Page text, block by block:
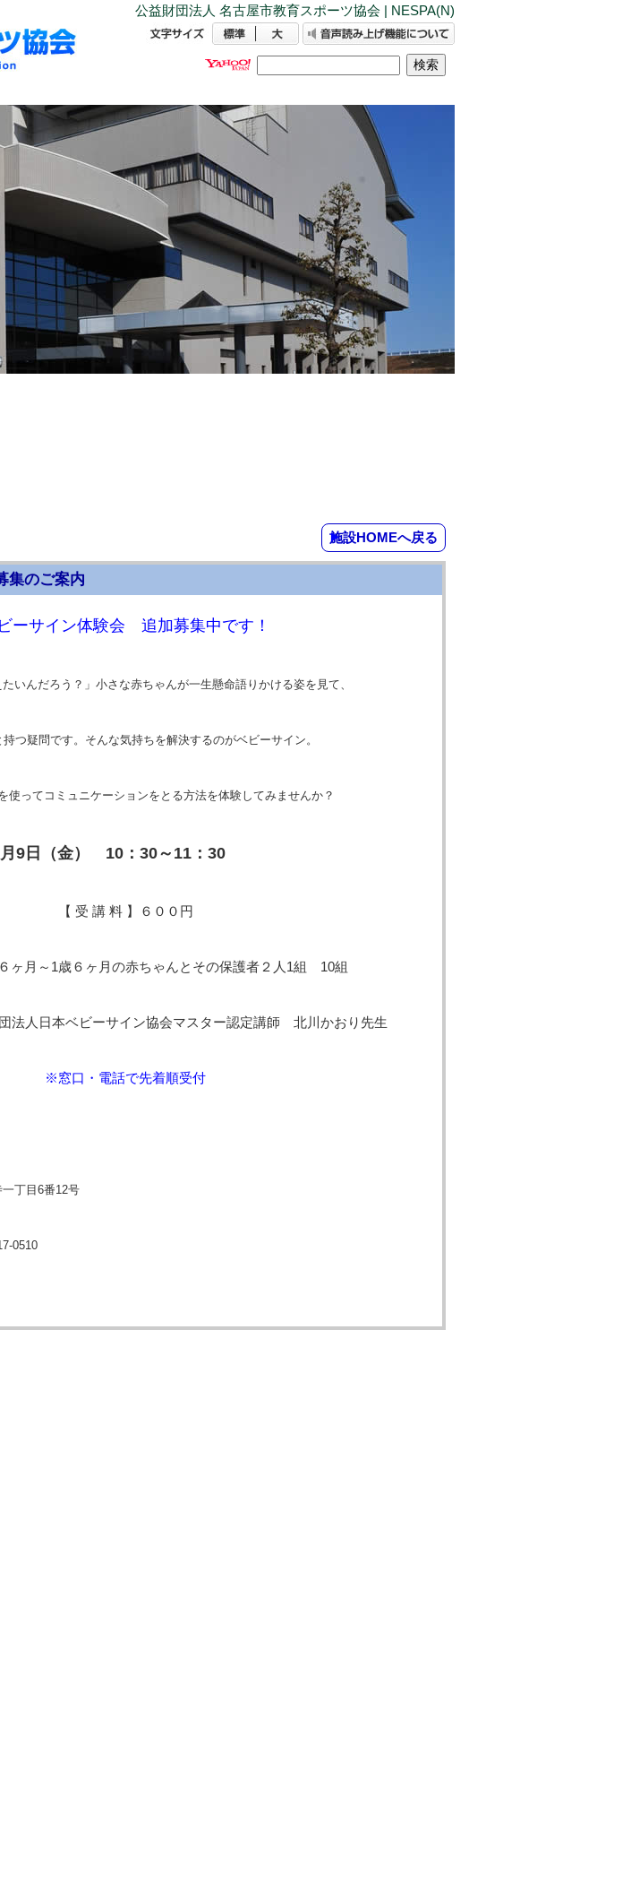
公益財団法人 名古屋市教育スポーツ協会 | NESPA(N)
施設HOMEへ戻る
集のご案内
ーサイン体験会 追加募集中です！
たいんだろう？」小さな赤ちゃんが一生懸命語りかける姿を見て、
つ疑問です。そんな気持ちを解決するのがベビーサイン。
使ってコミュニケーションをとる方法を体験してみませんか？
9日（金） 10：30～11：30
【 受 講 料 】６００円
ヶ月～1歳６ヶ月の赤ちゃんとその保護者２人1組 10組
人日本ベビーサイン協会マスター認定講師 北川かおり先生
※窓口・電話で先着順受付
丁目6番12号
0510